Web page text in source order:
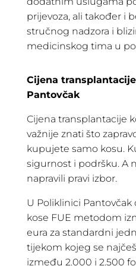
prijevoza, ali također i
stručnog nadzora i
medicinskog tima u
Cijena
Pantovčak
Cijena transplantacije
važnije znati što
kupujete samo kosu.
sigurnost i podršku. A
napravili pravi izbor.
U Poliklinici
kose FUE metodom
eura za standardni
tijekom kojeg se
između 2.000 i 2.500